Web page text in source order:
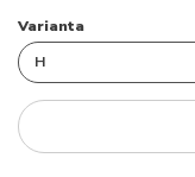
Varianta